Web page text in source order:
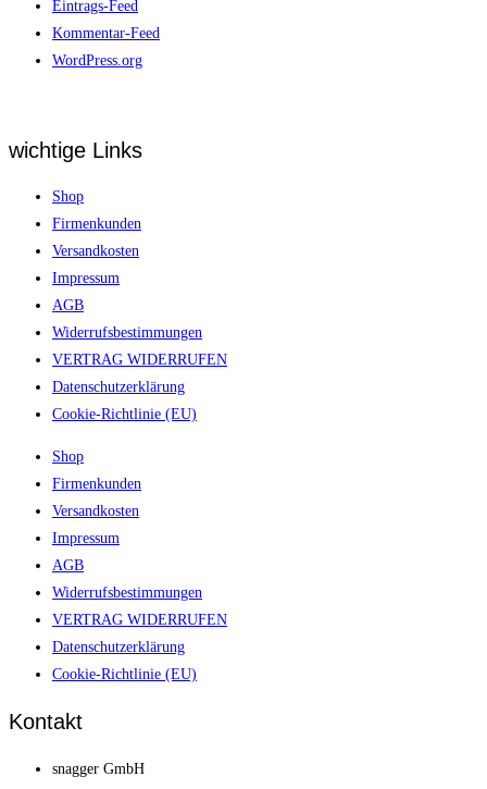
Eintrags-Feed
Kommentar-Feed
WordPress.org
wichtige Links
Shop
Firmenkunden
Versandkosten
Impressum
AGB
Widerrufsbestimmungen
VERTRAG WIDERRUFEN
Datenschutzerklärung
Cookie-Richtlinie (EU)
Shop
Firmenkunden
Versandkosten
Impressum
AGB
Widerrufsbestimmungen
VERTRAG WIDERRUFEN
Datenschutzerklärung
Cookie-Richtlinie (EU)
Kontakt
snagger GmbH